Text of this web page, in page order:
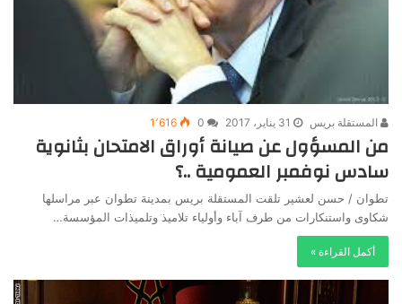
المستقلة بريس 31 يناير، 2017 0 1٬616
من المسؤول عن صيانة أوراق الامتحان بثانوية
سادس نوفمبر العمومية ..؟
تطوان / حسن لعشير تلقت المستقلة بريس بمدينة تطوان عبر مراسلها
شكاوى واستنكارات من طرف آباء وأولياء تلاميذ وتلميذات المؤسسة…
أكمل القراءة »